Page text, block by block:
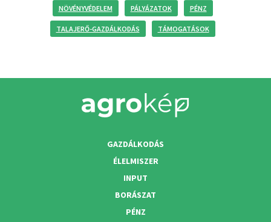
NÖVÉNYVÉDELEM PÁLYÁZATOK PÉNZ
TALAJERŐ-GAZDÁLKODÁS TÁMOGATÁSOK
GAZDÁLKODÁS
ÉLELMISZER
INPUT
BORÁSZAT
PÉNZ